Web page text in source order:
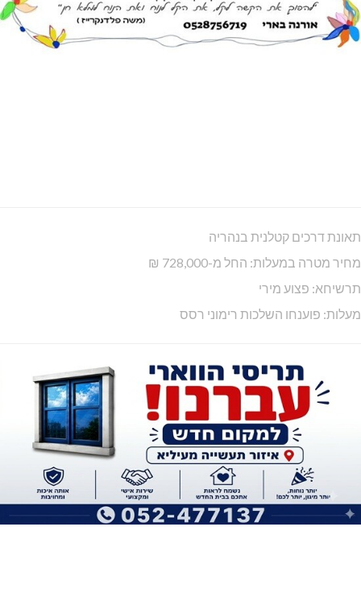
תאונת דרכים קטלנית בנהריה
מחיר מטרה במעלות: החל מ-728,000 ₪
תרשיחא: פצוע מירי
מעלות: פוענחו השלכות רימוני רסס